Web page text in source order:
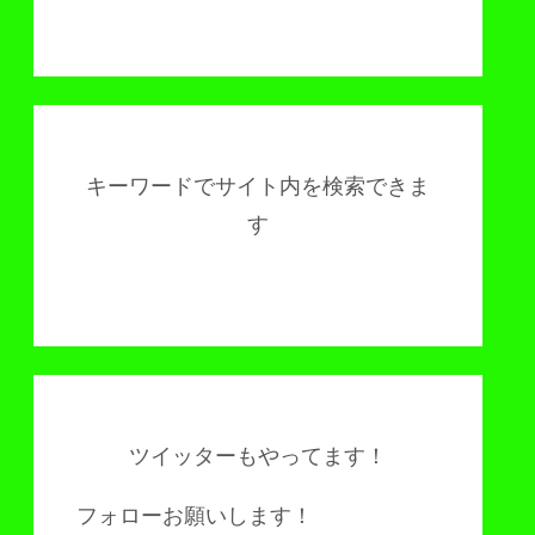
キーワードでサイト内を検索できま
す
ツイッターもやってます！
フォローお願いします！